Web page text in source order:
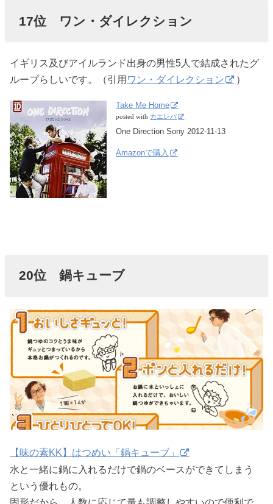
17位 ワン・ダイレクション
イギリス及びアイルランド出身の男性5人で結成されたグ
ループらしいです。（引用 ワン・ダイレクション ）
Take Me Home
posted with カエレバ
One Direction Sony 2012-11-13
Amazonで購入
20位 鍋キューブ
【味の素KK】はつめい「鍋キューブ」
水と一緒に鍋に入れるだけで鍋のベースができてしまう
という優れもの。